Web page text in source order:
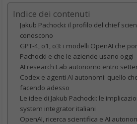
Indice dei contenuti
Jakub Pachocki: il profilo del chief
conoscono
GPT-4, o1, o3: i modelli OpenAI che
Pachocki e che le aziende usano oggi
AI research Lab autonomo entro
Codex e agenti AI autonomi: quello
facendo adesso
Le idee di Jakub Pachocki: le
system integrator italiani
OpenAI, ricerca scientifica e AI